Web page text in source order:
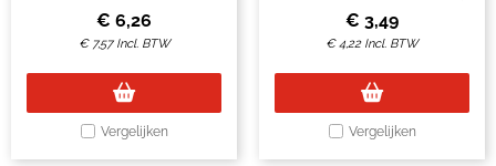
€ 6,26
€ 7,57 Incl. BTW
Vergelijken
€ 3,49
€4,22 Incl. BTW
Vergelijken